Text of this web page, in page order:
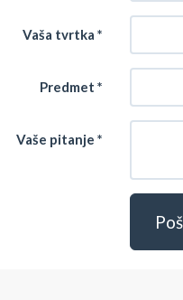
Vaša tvrtka
Predmet
Vaše pitanje